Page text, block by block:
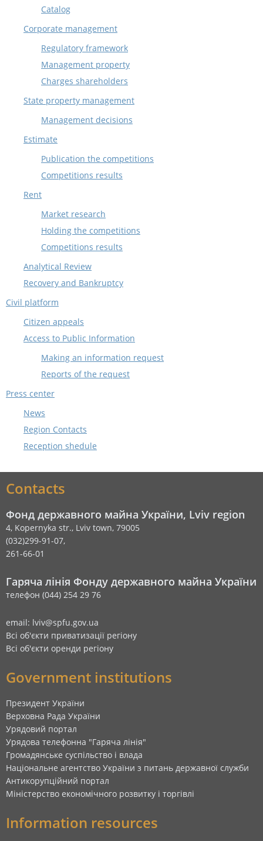
Catalog
Corporate management
Regulatory framework
Management property
Charges shareholders
State property management
Management decisions
Estimate
Publication the competitions
Competitions results
Rent
Market research
Holding the competitions
Competitions results
Analytical Review
Recovery and Bankruptcy
Civil platform
Citizen appeals
Access to Public Information
Making an information request
Reports of the request
Press center
News
Region Contacts
Reception shedule
Contacts
Фонд державного майна України, Lviv region
4, Kopernyka str., Lviv town, 79005
(032)299-91-07,
261-66-01
Гаряча лінія Фонду державного майна України
телефон (044) 254 29 76
email: lviv@spfu.gov.ua
Всі об'єкти приватизації регіону
Всі об'єкти оренди регіону
Government institutions
Президент України
Верховна Рада України
Урядовий портал
Урядова телефонна "Гаряча лінія"
Громадянське суспільство і влада
Національне агентство України з питань державної служби
Антикорупційний портал
Міністерство економічного розвитку і торгівлі
Information resources